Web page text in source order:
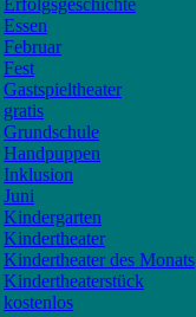
Erfolgsgeschichte
Essen
Februar
Fest
Gastspieltheater
gratis
Grundschule
Handpuppen
Inklusion
Juni
Kindergarten
Kindertheater
Kindertheater des Monats
Kindertheaterstück
kostenlos